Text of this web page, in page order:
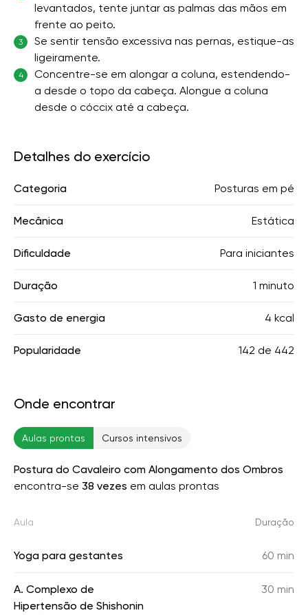
levantados, tente juntar as palmas das mãos em
frente ao peito.
3
Se sentir tensão excessiva nas pernas, estique-as
ligeiramente.
4
Concentre-se em alongar a coluna, estendendo-
a desde o topo da cabeça. Alongue a coluna
desde o cóccix até a cabeça.
Detalhes do exercício
Categoria Posturas em pé
Mecânica Estática
Dificuldade Para iniciantes
Duração 1 minuto
Gasto de energia 4 kcal
Popularidade 142 de 442
Onde encontrar
Aulas prontas Cursos intensivos
Postura do Cavaleiro com Alongamento dos Ombros
encontra-se 38 vezes em aulas prontas
Aula Duração
Yoga para gestantes 60 min
A. Complexo de
Hipertensão de Shishonin
30 min